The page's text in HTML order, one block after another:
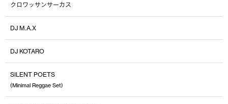
クロワッサンサーカス
DJ M.A.X
DJ KOTARO
SILENT POETS
(Minimal Reggae Set)